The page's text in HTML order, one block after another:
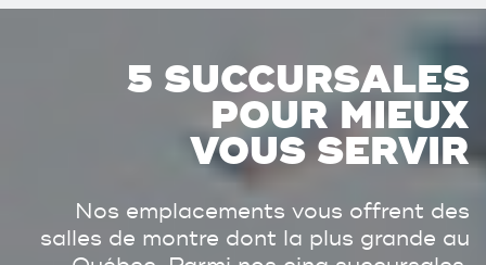
5 SUCCURSALES
POUR MIEUX
VOUS SERVIR
Nos emplacements vous offrent des
salles de montre dont la plus grande au